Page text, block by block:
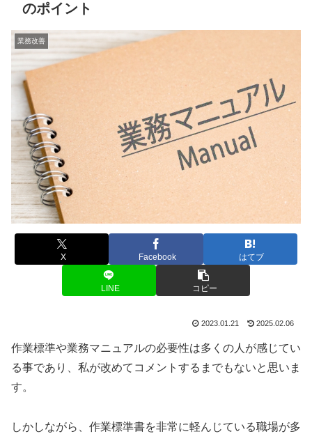
のポイント
業務改善
X Facebook はてブ
LINE コピー
2023.01.21 2025.02.06
作業標準や業務マニュアルの必要性は多くの人が感じてい
る事であり、私が改めてコメントするまでもないと思いま
す。
しかしながら、作業標準書を非常に軽んじている職場が多